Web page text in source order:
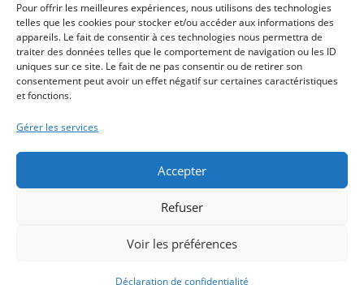
Pour offrir les meilleures expériences, nous utilisons des technologies
telles que les cookies pour stocker et/ou accéder aux informations des
appareils. Le fait de consentir à ces technologies nous permettra de
traiter des données telles que le comportement de navigation ou les ID
uniques sur ce site. Le fait de ne pas consentir ou de retirer son
consentement peut avoir un effet négatif sur certaines caractéristiques
et fonctions.
Gérer les services
Accepter
Refuser
Voir les préférences
Déclaration de confidentialité
Confidentialité.
Evolution professionnelle